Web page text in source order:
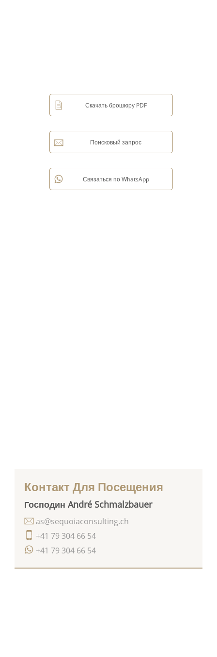
Контакт Для Посещения
Господин André Schmalzbauer
+41 79 304 66 54
+41 79 304 66 54
as@sequoiaconsulting.ch
Скачать брошюру PDF
Поисковый запрос
Связаться по WhatsApp